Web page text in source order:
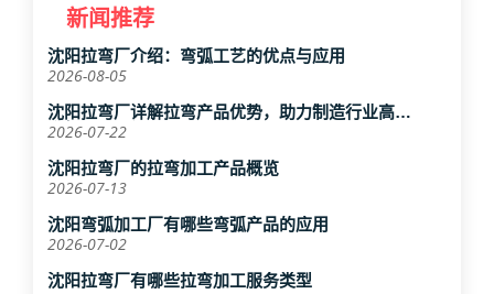
新闻推荐
沈阳拉弯厂介绍：弯弧工艺的优点与应用
2026-08-05
沈阳拉弯厂详解拉弯产品优势，助力制造行业高效
升级
2026-07-22
沈阳拉弯厂的拉弯加工产品概览
2026-07-13
沈阳弯弧加工厂有哪些弯弧产品的应用
2026-07-02
沈阳拉弯厂有哪些拉弯加工服务类型